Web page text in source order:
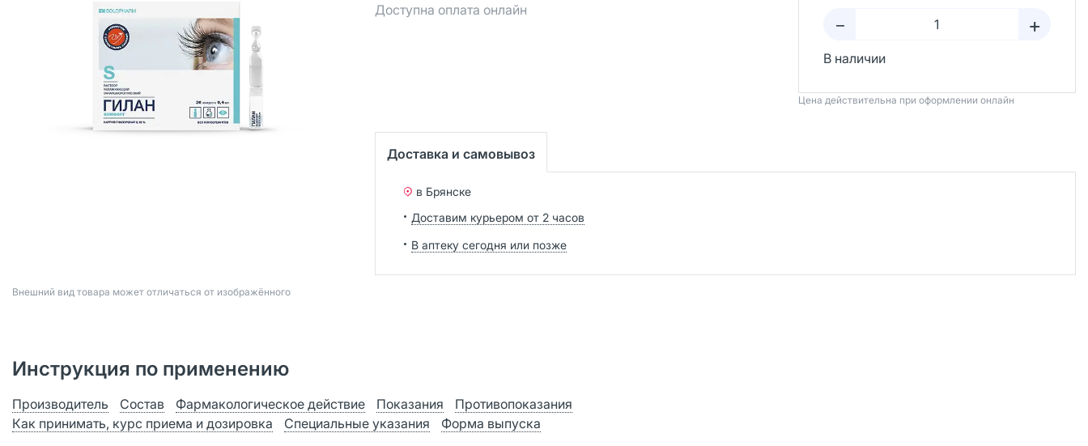
Bнешний вид товара может отличаться от изображённого
Доступна оплата онлайн
– +
В наличии
Цена действительна при оформлении онлайн
Доставка и самовывоз
в Брянске
Доставим курьером от 2 часов
В аптеку сегодня или позже
Инструкция по применению
Производитель Состав Фармакологическое действие Показания
Противопоказания
Как принимать, курс приема и дозировка
Специальные указания Форма выпуска